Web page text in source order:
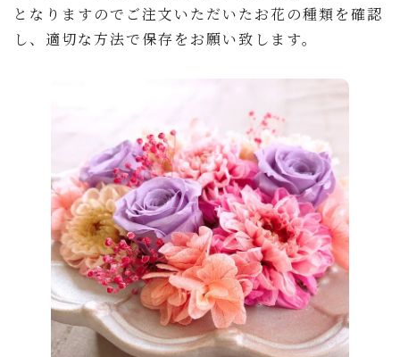
となりますのでご注文いただいたお花の種類を確認
し、適切な方法で保存をお願い致します。